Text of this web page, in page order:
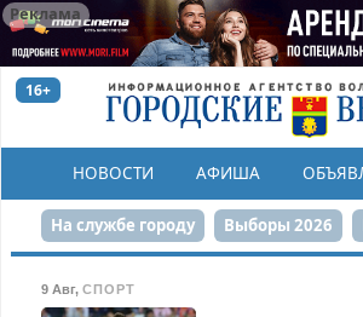
Реклама
16+
НОВОСТИ АФИША
КОНКУРСЫ
На службе городу Выборы 2026
9 Авг, СПОРТ